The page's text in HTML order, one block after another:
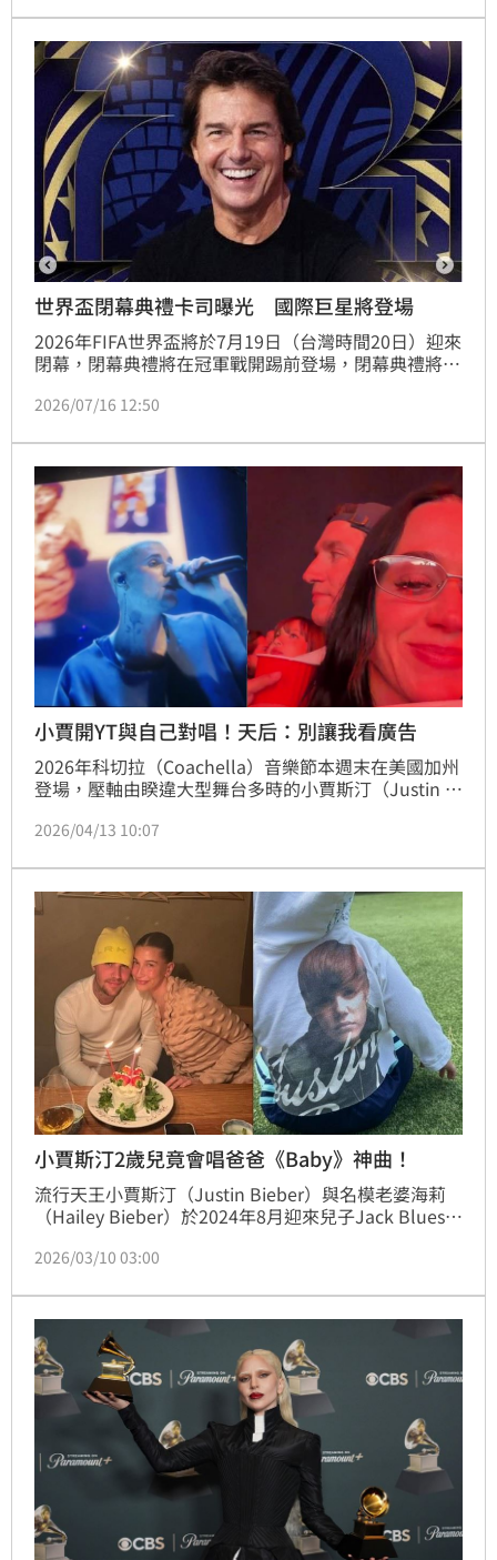
世界盃決賽史上最長中場休息紀錄。林品妤
世界盃閉幕典禮卡司曝光 國際巨星將登場
2026年FIFA世界盃將於7月19日（台灣時間20日）迎來
閉幕，閉幕典禮將在冠軍戰開踢前登場，閉幕典禮將於
好萊塢巨星湯姆克魯斯（Tom Cruise）將特別現身，
賽事活動。林品妤
2026/07/16 12:50
小賈開YT與自己對唱！天后：別讓我看廣告
2026年科切拉（Coachella）音樂節本週末在美國加州
登場，壓軸由睽違大型舞台多時的小賈斯汀（Justin
「開電腦放YouTube」播放當年自己所唱成名曲
拉回現場對唱。
2026/04/13 10:07
小賈斯汀2歲兒竟會唱爸爸《Baby》神曲！
流行天王小賈斯汀（Justin Bieber）與名模老婆海莉
（Hailey Bieber）於2024年8月迎來兒子Jack Blues
日在節目與訪談中分享兒子的成長趣事，透露小Jack
天賦，同時也首度公開當初懷孕過程其實充滿驚險。林
宜君
2026/03/10 03:00